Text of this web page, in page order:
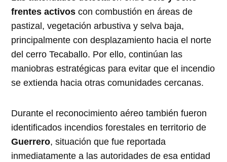
frentes activos con combustión en áreas de
pastizal, vegetación arbustiva y selva baja,
principalmente con desplazamiento hacia el norte
del cerro Tecaballo. Por ello, continúan las
maniobras estratégicas para evitar que el incendio
se extienda hacia otras comunidades cercanas.
Durante el reconocimiento aéreo también fueron
identificados incendios forestales en territorio de
Guerrero, situación que fue reportada
inmediatamente a las autoridades de esa entidad